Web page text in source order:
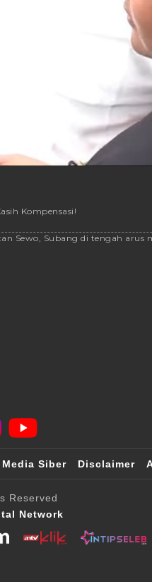
Kompensasi!
Sewo, Subang di tengah arus
Media Siber Disclaimer
Reserved
Network